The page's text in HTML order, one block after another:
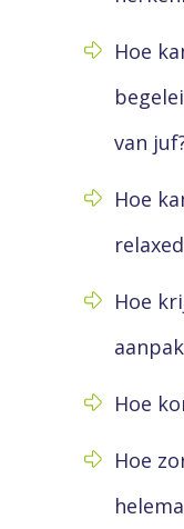
Hoe
van
Hoe
Hoe
Hoe
Hoe